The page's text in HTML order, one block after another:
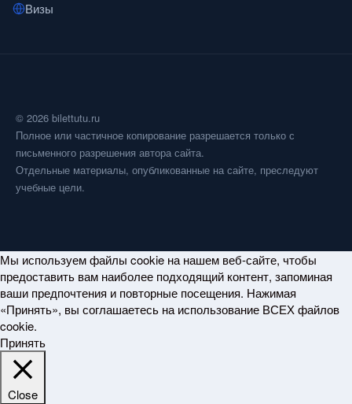
Визы
© 2026 bilettutu.ru
Полное или частичное копирование разрешается только с
письменного разрешения автора сайта.
Отдельные материалы, опубликованные на сайте, преследуют
учебные цели.
Мы используем файлы cookie на нашем веб-сайте, чтобы
предоставить вам наиболее подходящий контент, запоминая
ваши предпочтения и повторные посещения. Нажимая
«Принять», вы соглашаетесь на использование ВСЕХ файлов
cookie.
Принять
Close